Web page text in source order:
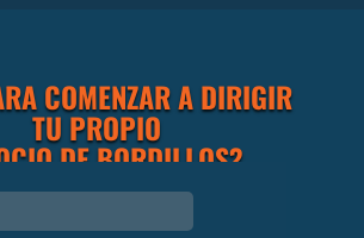
COMENZAR A DIRIGIR
TU PROPIO
DE BORDILLOS?